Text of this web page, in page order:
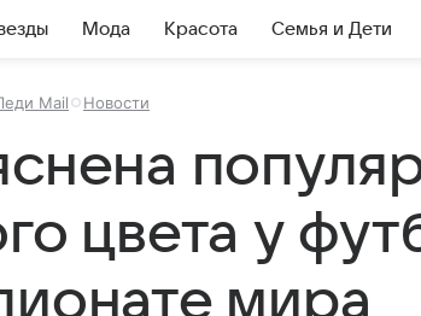
Мода Красота Семья и Дети
Mail Новости
цвета у
мира